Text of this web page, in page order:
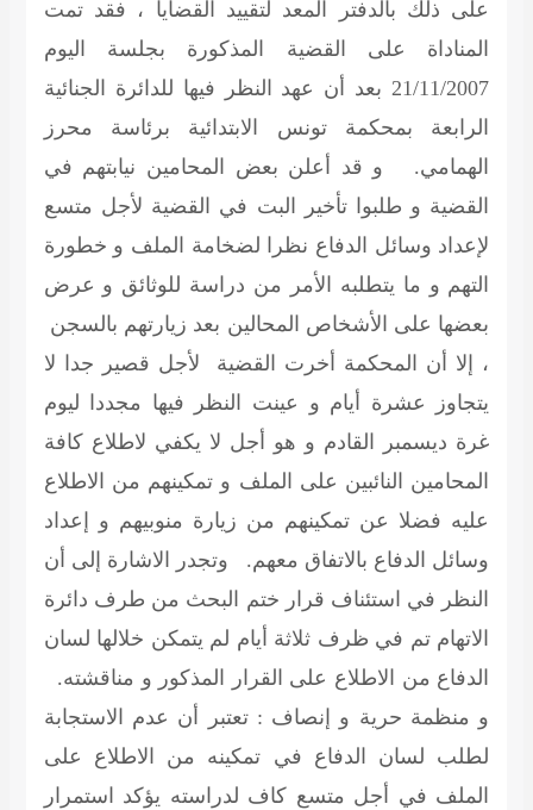
على ذلك بالدفتر المعد لتقييد القضايا ، فقد تمت
المناداة على القضية المذكورة بجلسة اليوم
21/11/2007 بعد أن عهد النظر فيها للدائرة الجنائية
الرابعة بمحكمة تونس الابتدائية برئاسة محرز
الهمامي. و قد أعلن بعض المحامين نيابتهم في
القضية و طلبوا تأخير البت في القضية لأجل متسع
لإعداد وسائل الدفاع نظرا لضخامة الملف و خطورة
التهم و ما يتطلبه الأمر من دراسة للوثائق و عرض
بعضها على الأشخاص المحالين بعد زيارتهم بالسجن
، إلا أن المحكمة أخرت القضية لأجل قصير جدا لا
يتجاوز عشرة أيام و عينت النظر فيها مجددا ليوم
غرة ديسمبر القادم و هو أجل لا يكفي لاطلاع كافة
المحامين النائبين على الملف و تمكينهم من الاطلاع
عليه فضلا عن تمكينهم من زيارة منوبيهم و إعداد
وسائل الدفاع بالاتفاق معهم. وتجدر الاشارة إلى أن
النظر في استئناف قرار ختم البحث من طرف دائرة
الاتهام تم في ظرف ثلاثة أيام لم يتمكن خلالها لسان
الدفاع من الاطلاع على القرار المذكور و مناقشته.
و منظمة حرية و إنصاف : تعتبر أن عدم الاستجابة
لطلب لسان الدفاع في تمكينه من الاطلاع على
الملف في أجل متسع كاف لدراسته يؤكد استمرار